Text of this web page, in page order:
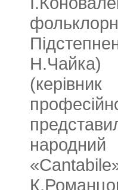
Н.Чайка)